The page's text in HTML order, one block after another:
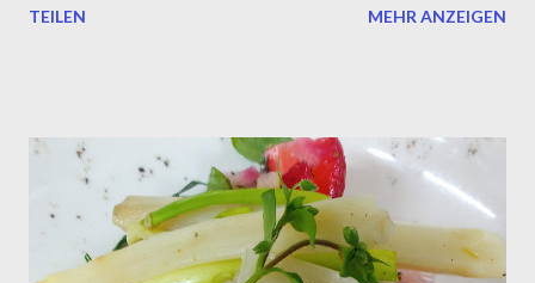
Weihnachtszeit ist dieser wohl ein idealer Begleiter für
noch etwas Parmesan zu und ergänzt mit ein paar knusprig
gebratenen Croûtons. Doch nun ab in die Küche, der Salat
wartet. Zutaten für 4 Personen 1 Kopf Endivie 4 Orangen 1
Kaki 2 Zweige frische Pfefferminze Den Salat waschen und den
TEILEN MEHR ANZEIGEN